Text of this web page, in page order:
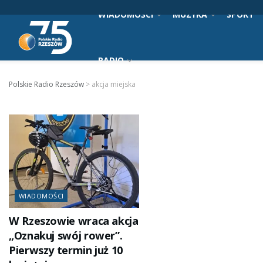
WIADOMOŚCI MUZYKA SPORT
RADIO
Polskie Radio Rzeszów > akcja miejska
WIADOMOŚCI
W Rzeszowie wraca akcja
„Oznakuj swój rower”.
Pierwszy termin już 10